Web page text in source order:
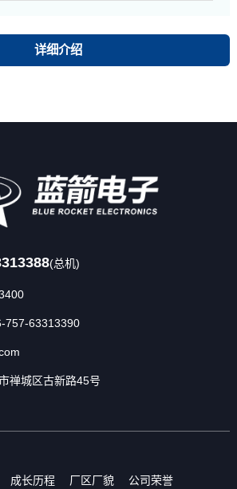
详细介绍
(总机)
757-63313390
禅城区古新路45号
成长历程 厂区厂貌 公司荣誉